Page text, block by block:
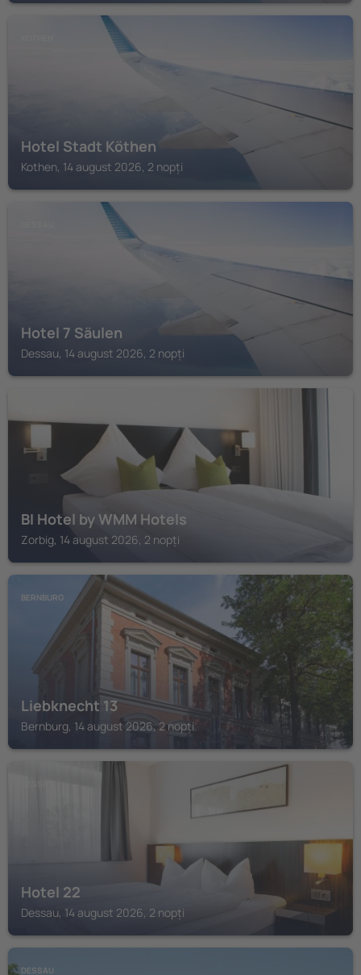
Hotel Stadt Köthen
Kothen, 14 august 2026, 2 nopți
Hotel 7 Säulen
Dessau, 14 august 2026, 2 nopți
BI Hotel by WMM Hotels
Zorbig, 14 august 2026, 2 nopți
BERNBURG
Liebknecht 13
Bernburg, 14 august 2026, 2 nopți
Hotel 22
Dessau, 14 august 2026, 2 nopți
DESSAU